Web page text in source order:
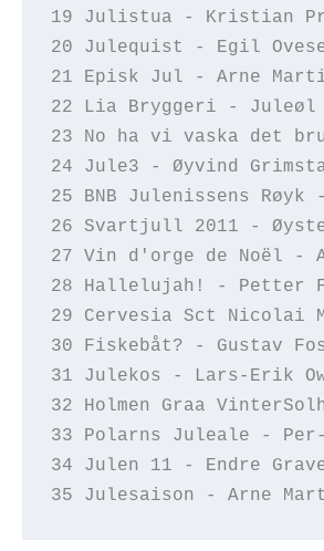
19 Julistua - Kristian
20 Julequist - Egil
21 Episk Jul - Arne
22 Lia Bryggeri -
23 No ha vi vaska det
24 Jule3 - Øyvind
25 BNB Julenissens
26 Svartjull 2011 -
27 Vin d'orge de Noël -
28 Hallelujah! - Petter
29 Cervesia Sct Nicolai
30 Fiskebåt? - Gustav
31 Julekos - Lars-Erik
32 Holmen Graa
33 Polarns Juleale -
34 Julen 11 - Endre
35 Julesaison - Arne